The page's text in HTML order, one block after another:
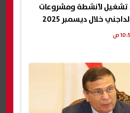
ترخيص تشغيل لأنشطة ومشروعات
خلال ديسمبر 2025